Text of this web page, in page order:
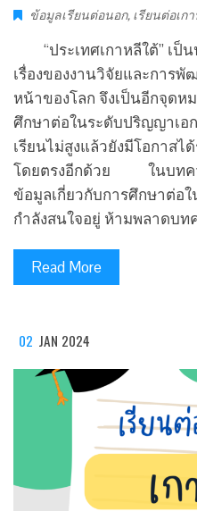
ข้อมูลเรียนต่อนอก, เรียนต่อเก
“ประเทศเกาหลีใต้” เป็
เรื่องของงานวิจัยและการ
หน้าของโลก จึงเป็นอีกจุดห
ศึกษาต่อในระดับปริญญาเอ
เรียนไม่สูงแล้วยังมีโอกาส
โดยตรงอีกด้วย ในบทคว
ข้อมูลเกี่ยวกับการศึกษาต่อใ
กำลังสนใจอยู่ ห้ามพลาดบท
Read More
02 JAN 2024